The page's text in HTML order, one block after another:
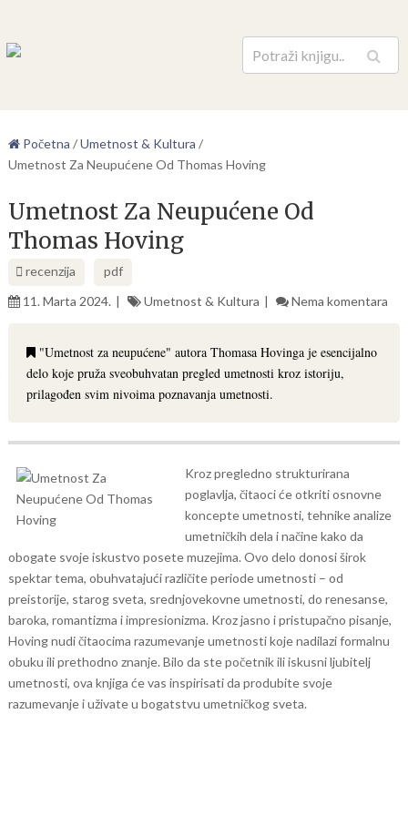
Pretraga
Početna /Umetnost & Kultura /
Umetnost Za Neupućene Od Thomas Hoving
Umetnost Za Neupućene Od
Thomas Hoving
recenzija
pdf
11. Marta 2024.
Umetnost & Kultura Nema komentara
"Umetnost za neupućene" autora Thomasa Hovinga je esencijalno
delo koje pruža sveobuhvatan pregled umetnosti kroz istoriju,
prilagođen svim nivoima poznavanja umetnosti.
Kroz pregledno strukturirana
poglavlja, čitaoci će otkriti osnovne
koncepte umetnosti, tehnike analize
umetničkih dela i načine kako da
obogate svoje iskustvo posete muzejima. Ovo delo donosi širok
spektar tema, obuhvatajući različite periode umetnosti – od
preistorije, starog sveta, srednjovekovne umetnosti, do renesanse,
baroka, romantizma i impresionizma. Kroz jasno i pristupačno pisanje,
Hoving nudi čitaocima razumevanje umetnosti koje nadilazi formalnu
obuku ili prethodno znanje. Bilo da ste početnik ili iskusni ljubitelj
umetnosti, ova knjiga će vas inspirisati da produbite svoje
razumevanje i uživate u bogatstvu umetničkog sveta.